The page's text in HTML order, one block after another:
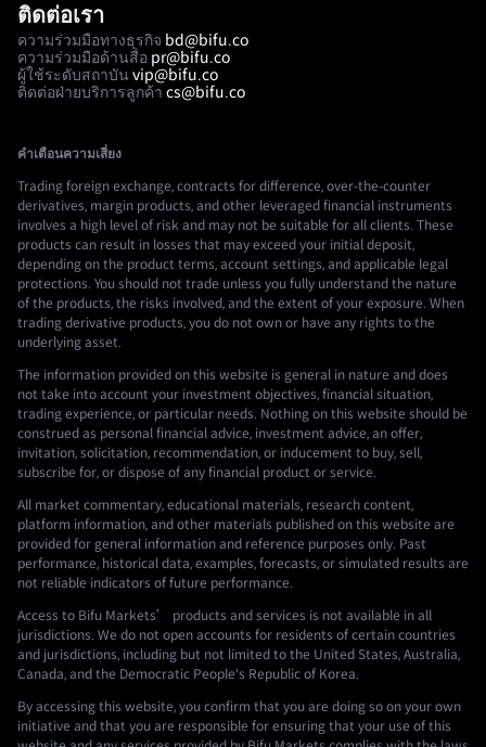
ติดต่อเรา
ความร่วมมือทางธุรกิจ bd@bifu.co
ความร่วมมือด้านสื่อ pr@bifu.co
ผู้ใช้ระดับสถาบัน vip@bifu.co
ติดต่อฝ่ายบริการลูกค้า cs@bifu.co
คำเตือนความเสี่ยง
Trading foreign exchange, contracts for difference, over-the-counter
derivatives, margin products, and other leveraged financial instruments
involves a high level of risk and may not be suitable for all clients. These
products can result in losses that may exceed your initial deposit,
depending on the product terms, account settings, and applicable legal
protections. You should not trade unless you fully understand the nature
of the products, the risks involved, and the extent of your exposure. When
trading derivative products, you do not own or have any rights to the
underlying asset.
The information provided on this website is general in nature and does
not take into account your investment objectives, financial situation,
trading experience, or particular needs. Nothing on this website should be
construed as personal financial advice, investment advice, an offer,
invitation, solicitation, recommendation, or inducement to buy, sell,
subscribe for, or dispose of any financial product or service.
All market commentary, educational materials, research content,
platform information, and other materials published on this website are
provided for general information and reference purposes only. Past
performance, historical data, examples, forecasts, or simulated results are
not reliable indicators of future performance.
Access to Bifu Markets’ products and services is not available in all
jurisdictions. We do not open accounts for residents of certain countries
and jurisdictions, including but not limited to the United States, Australia,
Canada, and the Democratic People's Republic of Korea.
By accessing this website, you confirm that you are doing so on your own
initiative and that you are responsible for ensuring that your use of this